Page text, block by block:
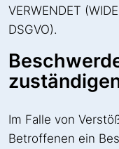
VERWENDET
DSGVO).
Im Falle von
Betroffenen ein